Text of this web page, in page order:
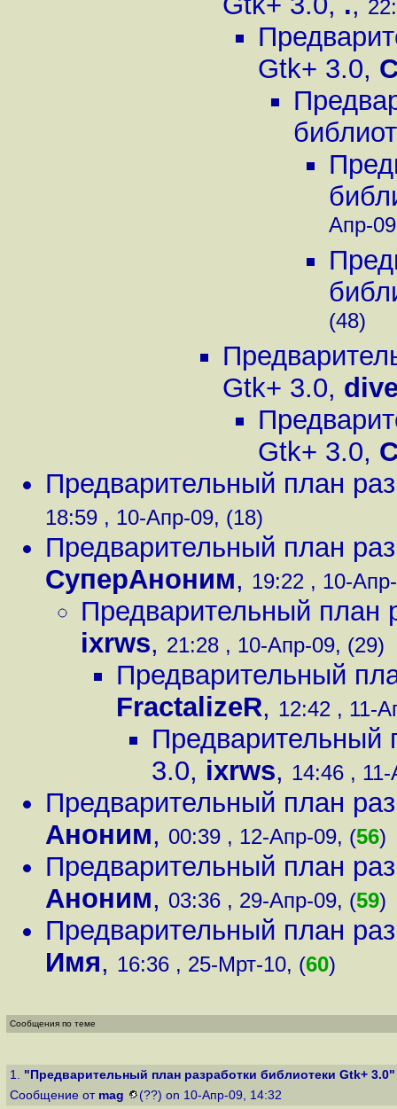
Gtk+ 3.0,
Апр-
(48)
Gtk+ 3.0,
Gtk+ 3.0,
Предварительный план
18:59 , 10-Апр-09, (18)
Предварительный план
СуперАноним, 19:22 , 10-
Предварительный план
ixrws, 21:28 , 10-Апр-09, (29)
Предварительный
FractalizeR, 12:42 , 11-
Предварительный
3.0, ixrws, 14:46 ,
Предварительный план
Аноним, 00:39 , 12-Апр-09, (56)
Предварительный план
Аноним, 03:36 , 29-Апр-09, (59)
Предварительный план
Имя, 16:36 , 25-Мрт-10, (60)
Сообщения по теме
1. "Предварительный план разработки библиотеки Gtk+ 3.0"
Сообщение от mag (??) on 10-Апр-09, 14:32